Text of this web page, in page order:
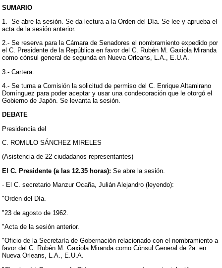
SUMARIO
1.- Se abre la sesión. Se da lectura a la Orden del Día. Se lee y aprueba el
acta de la sesión anterior.
2.- Se reserva para la Cámara de Senadores el nombramiento expedido por
el C. Presidente de la República en favor del C. Rubén M. Gaxiola Miranda
como cónsul general de segunda en Nueva Orleans, L.A., E.U.A.
3.- Cartera.
4.- Se turna a Comisión la solicitud de permiso del C. Enrique Altamirano
Domínguez para poder aceptar y usar una condecoración que le otorgó el
Gobierno de Japón. Se levanta la sesión.
DEBATE
Presidencia del
C. ROMULO SÁNCHEZ MIRELES
(Asistencia de 22 ciudadanos representantes)
El C. Presidente (a las 12.35 horas): Se abre la sesión.
- El C. secretario Manzur Ocaña, Julián Alejandro (leyendo):
"Orden del Día.
"23 de agosto de 1962.
"Acta de la sesión anterior.
"Oficio de la Secretaría de Gobernación relacionado con el nombramiento a
favor del C. Rubén M. Gaxiola Miranda como Cónsul General de 2a. en
Nueva Orleans, L.A., E.U.A.